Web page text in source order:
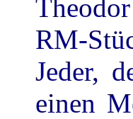
RM-
Jeder,
einen